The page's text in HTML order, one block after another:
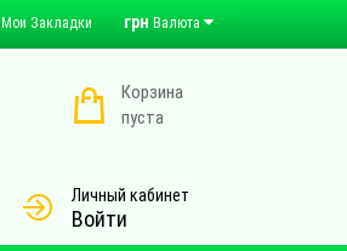
грн Валюта
Мои Закладки
Корзина
пуста
Личный кабинет
Войти